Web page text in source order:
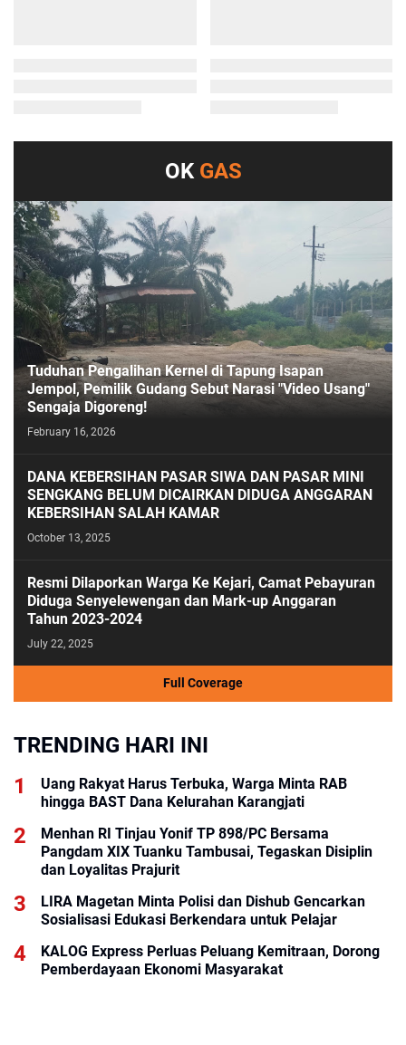
OK GAS
Tuduhan Pengalihan Kernel di Tapung Isapan
Jempol, Pemilik Gudang Sebut Narasi "Video Usang"
Sengaja Digoreng!
February 16, 2026
DANA KEBERSIHAN PASAR SIWA DAN PASAR MINI
SENGKANG BELUM DICAIRKAN DIDUGA ANGGARAN
KEBERSIHAN SALAH KAMAR
October 13, 2025
Resmi Dilaporkan Warga Ke Kejari, Camat Pebayuran
Diduga Senyelewengan dan Mark-up Anggaran
Tahun 2023-2024
July 22, 2025
Full Coverage
TRENDING HARI INI
Uang Rakyat Harus Terbuka, Warga Minta RAB
hingga BAST Dana Kelurahan Karangjati
Menhan RI Tinjau Yonif TP 898/PC Bersama
Pangdam XIX Tuanku Tambusai, Tegaskan Disiplin
dan Loyalitas Prajurit
LIRA Magetan Minta Polisi dan Dishub Gencarkan
Sosialisasi Edukasi Berkendara untuk Pelajar
KALOG Express Perluas Peluang Kemitraan, Dorong
Pemberdayaan Ekonomi Masyarakat